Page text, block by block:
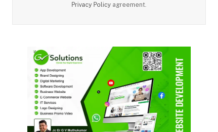
Privacy Policy agreement.